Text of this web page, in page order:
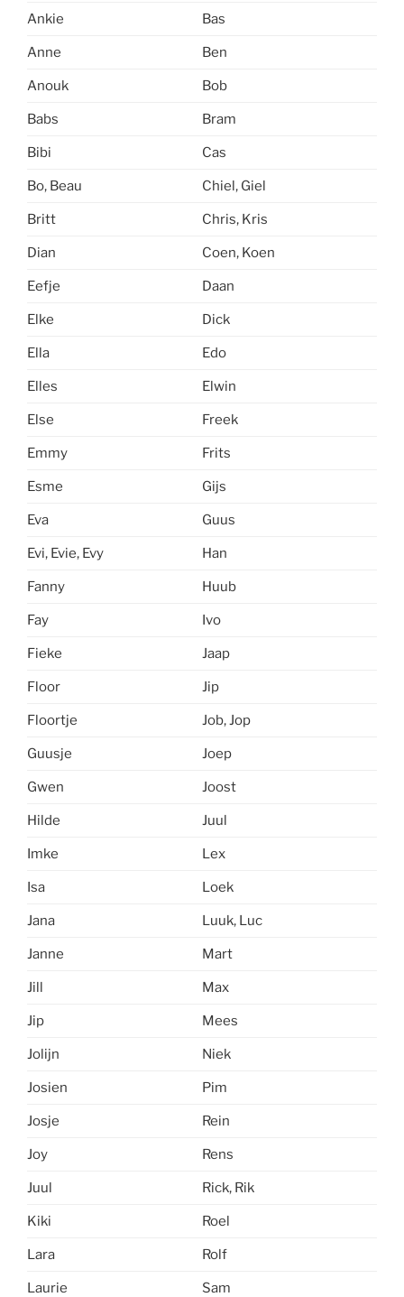
Ankie Bas
Anne Ben
Anouk Bob
Babs Bram
Bibi Cas
Bo, Beau Chiel, Giel
Britt Chris, Kris
Dian Coen, Koen
Eefje Daan
Elke Dick
Ella Edo
Elles Elwin
Else Freek
Emmy Frits
Esme Gijs
Eva Guus
Evi, Evie, Evy Han
Fanny Huub
Fay Ivo
Fieke Jaap
Floor Jip
Floortje Job, Jop
Guusje Joep
Gwen Joost
Hilde Juul
Imke Lex
Isa Loek
Jana Luuk, Luc
Janne Mart
Jill Max
Jip Mees
Jolijn Niek
Josien Pim
Josje Rein
Joy Rens
Juul Rick, Rik
Kiki Roel
Lara Rolf
Laurie Sam